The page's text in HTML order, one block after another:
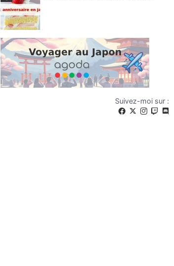
Suivez-moi sur :